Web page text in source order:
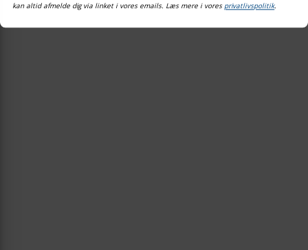
kan altid afmelde dig via linket i vores emails. Læs mere i vores privatlivspolitik.